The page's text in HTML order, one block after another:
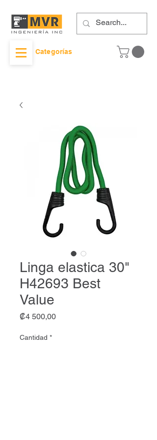
Categorías
Linga elastica 30"
H42693 Best
Value
₡4 500,00Precio
Cantidad *